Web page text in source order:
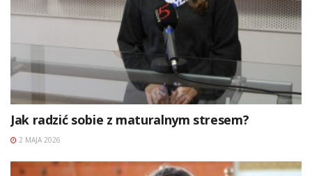
Jak radzić sobie z maturalnym stresem?
2 MAJA 2026